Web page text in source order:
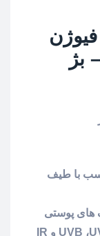
بژ
با طیف
های پوستی